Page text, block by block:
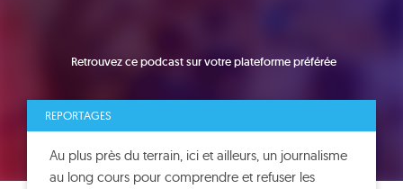
Retrouvez ce podcast sur votre plateforme préférée
REPORTAGES
Au plus près du terrain, ici et ailleurs, un journalisme
au long cours pour comprendre et refuser les